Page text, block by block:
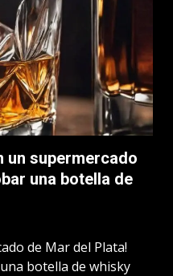
un supermercado
una botella de
de Mar del Plata!
botella de whisky